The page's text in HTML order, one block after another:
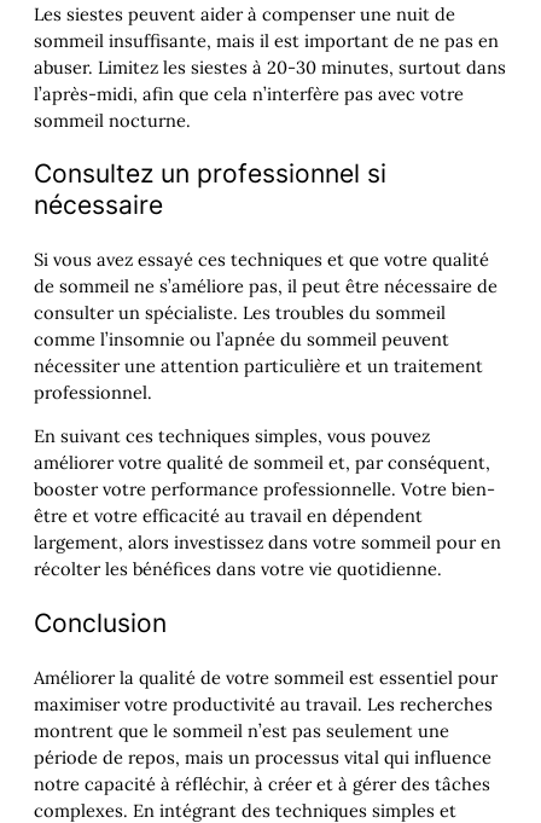
Les siestes peuvent aider à compenser une nuit de
sommeil insuffisante, mais il est important de ne pas en
abuser. Limitez les siestes à 20-30 minutes, surtout dans
l’après-midi, afin que cela n’interfère pas avec votre
sommeil nocturne.
Consultez un professionnel si
nécessaire
Si vous avez essayé ces techniques et que votre qualité
de sommeil ne s’améliore pas, il peut être nécessaire de
consulter un spécialiste. Les troubles du sommeil
comme l’insomnie ou l’apnée du sommeil peuvent
nécessiter une attention particulière et un traitement
professionnel.
En suivant ces techniques simples, vous pouvez
améliorer votre qualité de sommeil et, par conséquent,
booster votre performance professionnelle. Votre bien-
être et votre efficacité au travail en dépendent
largement, alors investissez dans votre sommeil pour en
récolter les bénéfices dans votre vie quotidienne.
Conclusion
Améliorer la qualité de votre sommeil est essentiel pour
maximiser votre productivité au travail. Les recherches
montrent que le sommeil n’est pas seulement une
période de repos, mais un processus vital qui influence
notre capacité à réfléchir, à créer et à gérer des tâches
complexes. En intégrant des techniques simples et